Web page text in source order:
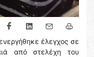
έλεγχος σε
από στελέχη του